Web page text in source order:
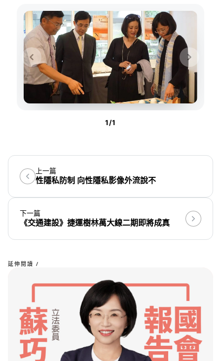
1/1
上一篇
性隱私防制 向性隱私影像外流說不
下一篇
《交通建設》捷運樹林萬大線二期即將成真
延伸閱讀 /